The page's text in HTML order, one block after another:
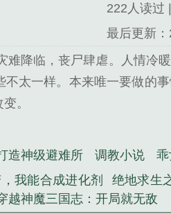
222人读过
最后更新
难降临，丧尸肆虐。人情冷
太一样。本来唯一要做的
。
造神级避难所 调教小说
我能合成进化剂 绝地求生
越神魔三国志：开局就无敌